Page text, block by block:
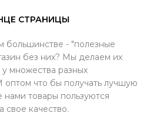
СТРАНИЦЫ
большинстве - "полезные
без них? Мы делаем их
множества разных
что бы получать лучшую
товары пользуются
свое качество.